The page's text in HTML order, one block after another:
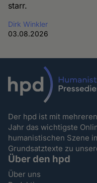
starr.
Dirk Winkler
03.08.2026
Der hpd ist mit
Jahr das wichtigste
humanistischen Szene
Grundsatztexte zu
Über den hpd
Über uns